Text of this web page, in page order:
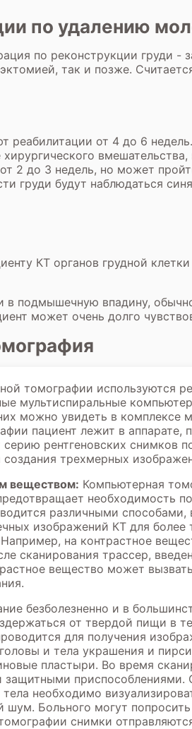
по удалению
по реконструкции груди -
так и позже.
от 4 до 6
2 до 3 недель, но может
груди будут наблюдаться
КТ органов грудной клетки
подмышечную впадину,
может очень долго
томографии используются
мультиспиральные
можно увидеть в комплексе
пациент лежит в аппарате,
рентгеновских снимков
трехмерных
веществом: Компьютерная
необходимость
различными способами,
изображений КТ для более
на контрастное
сканирования трассер,
вещество может
безболезненно и в
от твердой пищи в
для получения
и тела украшения и
пластыри. Во время
приспособлениями.
необходимо
шум. Больного могут
снимки